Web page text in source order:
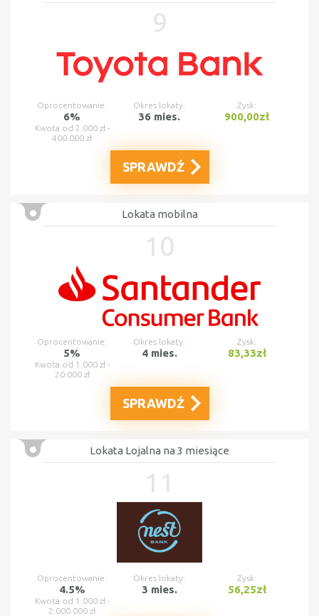
9
Oprocentowanie: Okres lokaty: Zysk:
6% 36 mies. 900,00zł
Kwota od 2.000 zł -
400.000 zł
SPRAWDŹ
Lokata mobilna
10
Oprocentowanie: Okres lokaty: Zysk:
5% 4 mies. 83,33zł
Kwota od 1.000 zł -
20.000 zł
SPRAWDŹ
Lokata Lojalna na 3 miesiące
11
Oprocentowanie: Okres lokaty: Zysk:
4.5% 3 mies. 56,25zł
Kwota od 1.000 zł -
2.000.000 zł